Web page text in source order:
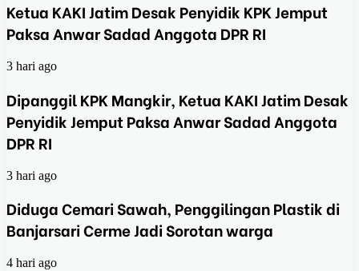
Ketua KAKI Jatim Desak Penyidik KPK Jemput
Paksa Anwar Sadad Anggota DPR RI
3 hari ago
Dipanggil KPK Mangkir, Ketua KAKI Jatim Desak
Penyidik Jemput Paksa Anwar Sadad Anggota
DPR RI
3 hari ago
Diduga Cemari Sawah, Penggilingan Plastik di
Banjarsari Cerme Jadi Sorotan warga
4 hari ago